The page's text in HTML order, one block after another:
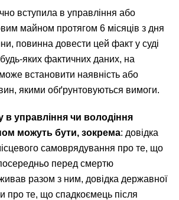
вступила в управління або
майном протягом 6 місяців з дня
повинна довести цей факт у суді
яких фактичних даних, на
може встановити наявність або
якими обґрунтовуються вимоги.
в управління чи володіння
можуть бути, зокрема: довідка
самоврядування про те, що
перед смертю
разом з ним, довідка державної
про те, що спадкоємець після